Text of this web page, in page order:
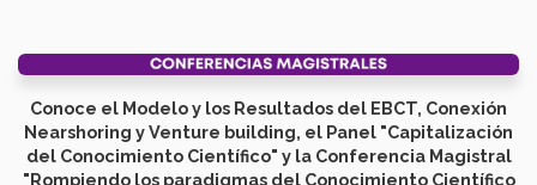
Conoce el Modelo y los Resultados del EBCT, Conexión
Nearshoring y Venture building, el Panel "Capitalización
del Conocimiento Científico" y la Conferencia Magistral
"Rompiendo los paradigmas del Conocimiento Científico